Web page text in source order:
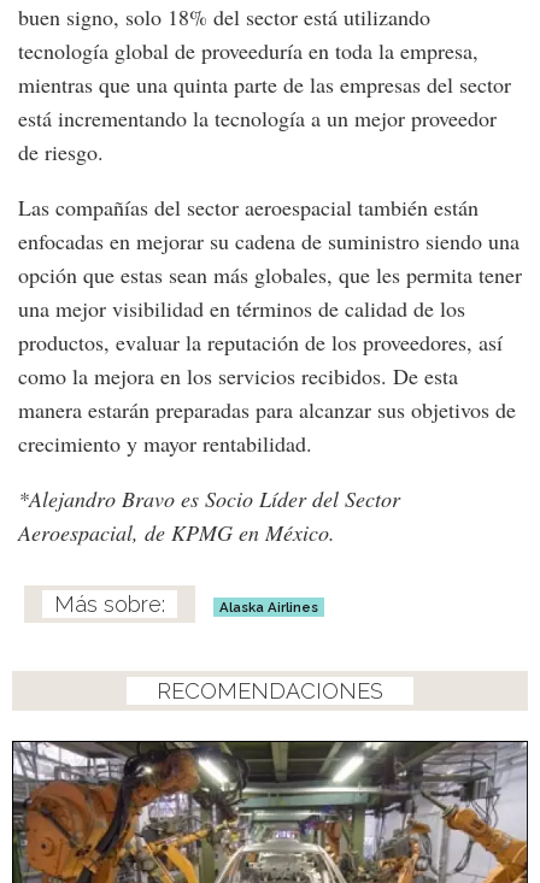
buen signo, solo 18% del sector está utilizando
tecnología global de proveeduría en toda la empresa,
mientras que una quinta parte de las empresas del sector
está incrementando la tecnología a un mejor proveedor
de riesgo.
Las compañías del sector aeroespacial también están
enfocadas en mejorar su cadena de suministro siendo una
opción que estas sean más globales, que les permita tener
una mejor visibilidad en términos de calidad de los
productos, evaluar la reputación de los proveedores, así
como la mejora en los servicios recibidos. De esta
manera estarán preparadas para alcanzar sus objetivos de
crecimiento y mayor rentabilidad.
*Alejandro Bravo es Socio Líder del Sector
Aeroespacial, de KPMG en México.
Alaska Airlines
RECOMENDACIONES